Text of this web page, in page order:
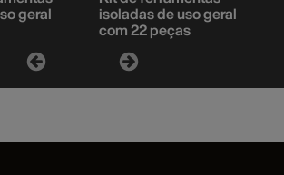
geral isoladas de uso geral
com 22 peças